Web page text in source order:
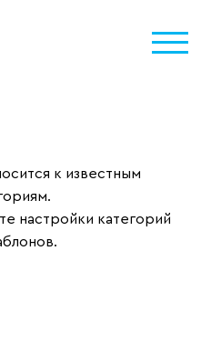
к известным
настройки категорий